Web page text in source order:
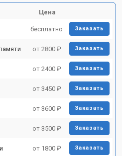
Цена
бесплатно Заказать
от 2800 ₽ Заказать
от 2400 ₽ Заказать
от 3450 ₽ Заказать
от 3600 ₽ Заказать
от 3500 ₽ Заказать
от 1800 ₽ Заказать